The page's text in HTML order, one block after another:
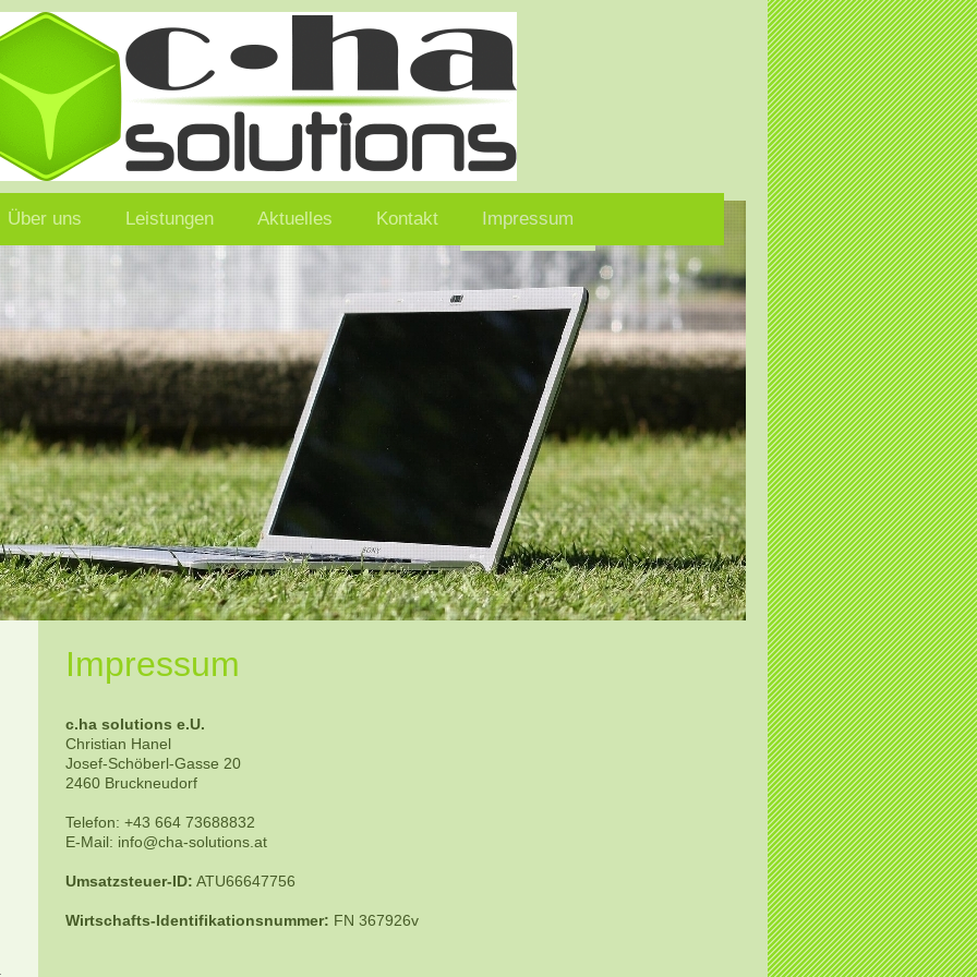
Über uns Leistungen Aktuelles Kontakt Impressum
Impressum
c.ha solutions e.U.
Christian Hanel
Josef-Schöberl-Gasse 20
2460 Bruckneudorf
Telefon: +43 664 73688832
E-Mail: info@cha-solutions.at
Umsatzsteuer-ID: ATU66647756
Wirtschafts-Identifikationsnummer: FN 367926v